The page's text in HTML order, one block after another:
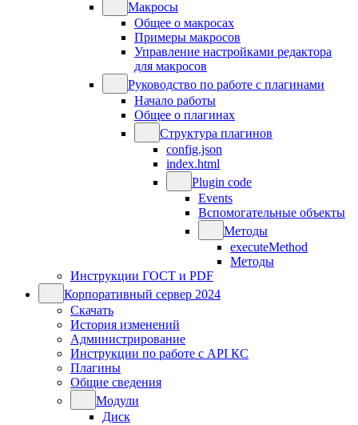
Макросы
Общее о макросах
Примеры макросов
Управление настройками редактора
для макросов
Руководство по работе с плагинами
Начало работы
Общее о плагинах
Структура плагинов
config.json
index.html
Plugin code
Events
Вспомогательные объекты
Методы
executeMethod
Методы
Инструкции ГОСТ и PDF
Корпоративный сервер 2024
Скачать
История изменений
Администрирование
Инструкции по работе с API КС
Плагины
Общие сведения
Модули
Диск